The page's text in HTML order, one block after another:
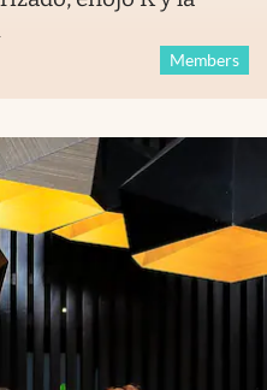
Members